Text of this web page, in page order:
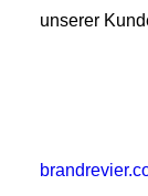
unserer